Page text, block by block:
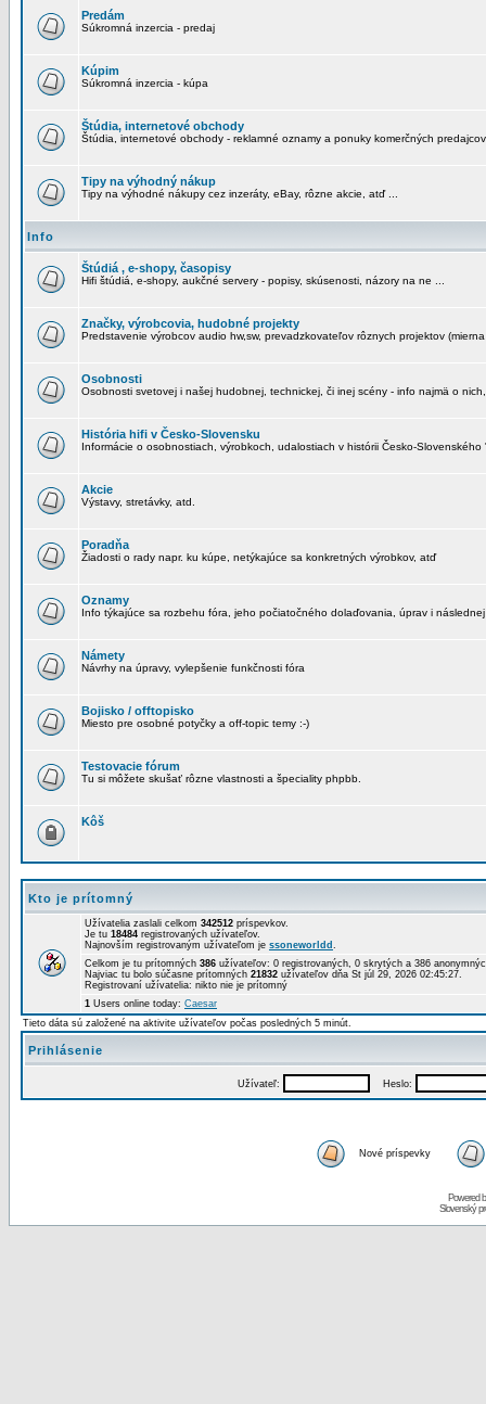
Predám
Súkromná inzercia - predaj
Kúpim
Súkromná inzercia - kúpa
Štúdia, internetové obchody
Štúdia, internetové obchody - reklamné oznamy a ponuky komerčných predajcov
Tipy na výhodný nákup
Tipy na výhodné nákupy cez inzeráty, eBay, rôzne akcie, atď ...
Info
Štúdiá , e-shopy, časopisy
Hifi štúdiá, e-shopy, aukčné servery - popisy, skúsenosti, názory na ne ...
Značky, výrobcovia, hudobné projekty
Predstavenie výrobcov audio hw,sw, prevadzkovateľov rôznych projektov
Osobnosti
Osobnosti svetovej i našej hudobnej, technickej, či inej scény - info najmä o
História hifi v Česko-Slovensku
Informácie o osobnostiach, výrobkoch, udalostiach v histórii Česko-Slovenského
Akcie
Výstavy, stretávky, atd.
Poradňa
Žiadosti o rady napr. ku kúpe, netýkajúce sa konkretných výrobkov, atď
Oznamy
Info týkajúce sa rozbehu fóra, jeho počiatočného dolaďovania, úprav i
Námety
Návrhy na úpravy, vylepšenie funkčnosti fóra
Bojisko / offtopisko
Miesto pre osobné potyčky a off-topic temy :-)
Testovacie fórum
Tu si môžete skušať rôzne vlastnosti a špeciality phpbb.
Kôš
Kto je prítomný
Užívatelia zaslali celkom 342512 príspevkov.
Je tu 18484 registrovaných užívateľov.
Najnovším registrovaným užívateľom je ssoneworldd .
Celkom je tu prítomných 386 užívateľov: 0 registrovaných, 0 skrytých a 386
Najviac tu bolo súčasne prítomných 21832 užívateľov dňa St júl 29, 2026 02:45:27.
Registrovaní užívatelia: nikto nie je prítomný
1 Users online today: Caesar
Tieto dáta sú založené na aktivite užívateľov počas posledných 5 minút.
Prihlásenie
Užívateľ: Heslo:
Nové príspevky
Powered
Slovenský